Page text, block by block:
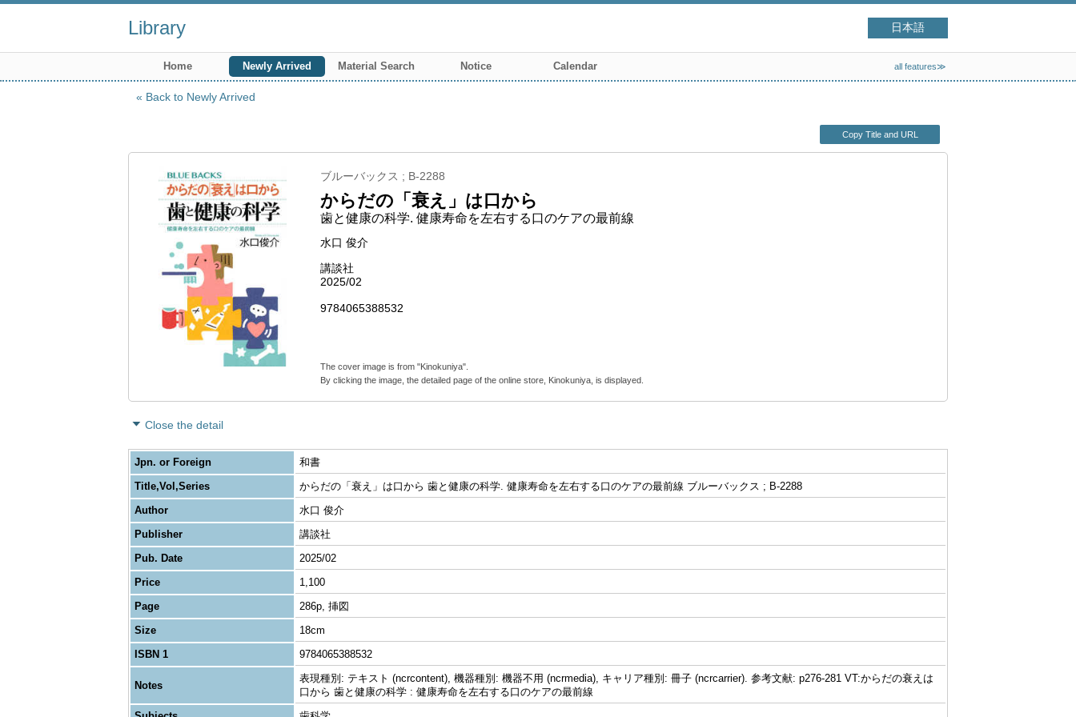
Library 日本語
Home Newly Arrived Material Search Notice Calendar all features≫
Back to Newly Arrived
Copy Title and URL
ブルーバックス ; B-2288
からだの「衰え」は口から
歯と健康の科学. 健康寿命を左右する口のケアの最前線
水口 俊介
講談社
2025/02
9784065388532
The cover image is from "Kinokuniya".
By clicking the image, the detailed page of the online store, Kinokuniya, is displayed.
Close the detail
Jpn. or Foreign
和書
Title,Vol,Series
からだの「衰え」は口から 歯と健康の科学. 健康寿命を左右する口のケアの最前線 ブルーバックス ; B-2288
Author
水口 俊介
Publisher
講談社
Pub. Date
2025/02
Price
1,100
Page
286p, 挿図
Size
18cm
ISBN 1
9784065388532
Notes
表現種別: テキスト (ncrcontent), 機器種別: 機器不用 (ncrmedia), キャリア種別: 冊子 (ncrcarrier). 参考文献: p276-281 VT:からだの衰えは
口から 歯と健康の科学 : 健康寿命を左右する口のケアの最前線